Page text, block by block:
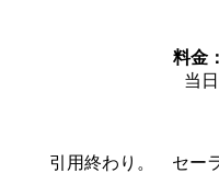
５
料金：
当日 ￥３
引用終わり。 セー